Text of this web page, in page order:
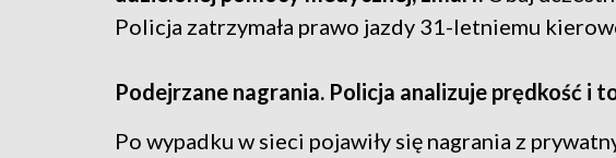
Policja zatrzymała prawo jazdy 31-letniemu
Podejrzane nagrania. Policja analizuje prędkość i
Po wypadku w sieci pojawiły się nagrania z